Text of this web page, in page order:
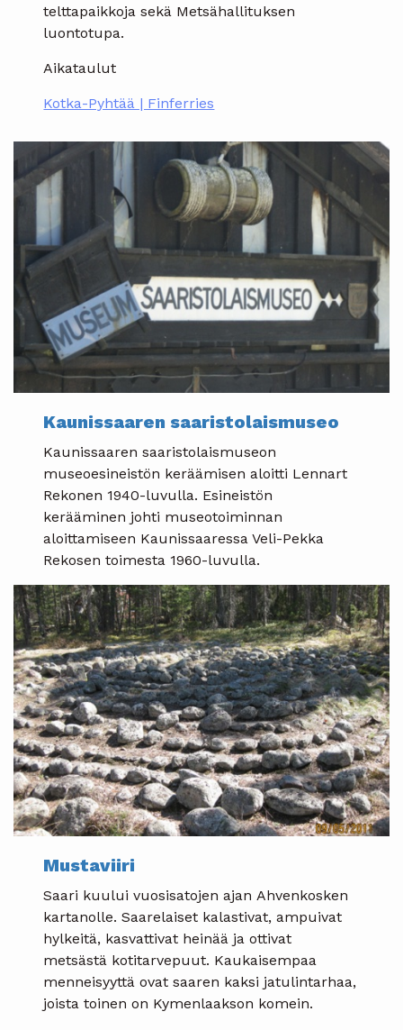
telttapaikkoja sekä Metsähallituksen
luontotupa.
Aikataulut
Kotka-Pyhtää | Finferries
Kaunissaaren saaristolaismuseo
Kaunissaaren saaristolaismuseon
museoesineistön keräämisen aloitti Lennart
Rekonen 1940-luvulla. Esineistön
kerääminen johti museotoiminnan
aloittamiseen Kaunissaaressa Veli-Pekka
Rekosen toimesta 1960-luvulla.
Mustaviiri
Saari kuului vuosisatojen ajan Ahvenkosken
kartanolle. Saarelaiset kalastivat, ampuivat
hylkeitä, kasvattivat heinää ja ottivat
metsästä kotitarvepuut. Kaukaisempaa
menneisyyttä ovat saaren kaksi jatulintarhaa,
joista toinen on Kymenlaakson komein.